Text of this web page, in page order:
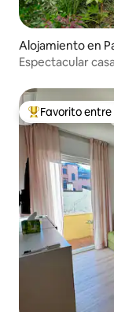
Alojamiento en
Espectacular
Favorito entre
Favorito